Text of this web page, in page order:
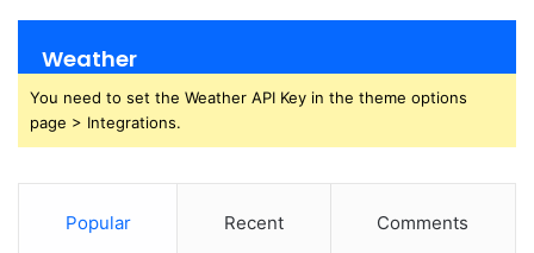
Weather
You need to set the Weather API Key in the theme options
page > Integrations.
Popular Recent Comments